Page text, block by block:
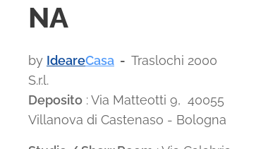
NA
by IdeareCasa - Traslochi 2000
S.r.l.
Deposito : Via Matteotti 9, 40055
Villanova di Castenaso - Bologna